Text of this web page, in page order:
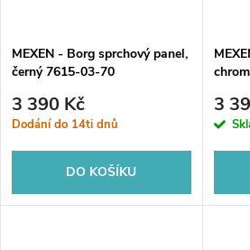
MEXEN - Borg sprchový panel,
černý 7615-03-70
3 390 Kč
Dodání do 14ti dnů
DO KOŠÍKU
3